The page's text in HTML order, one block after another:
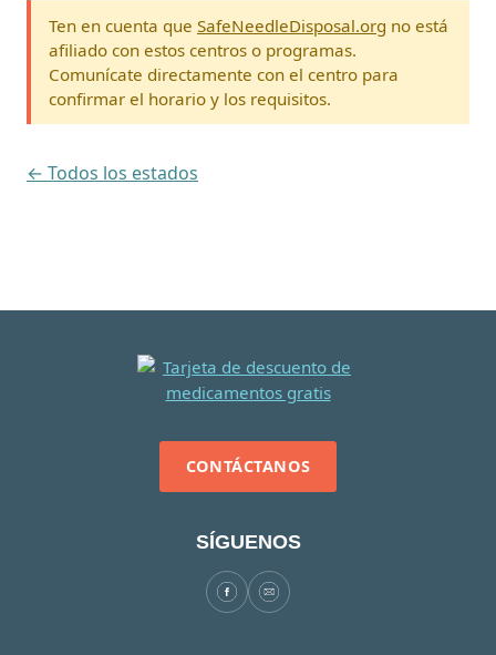
Ten en cuenta que SafeNeedleDisposal.org no está
afiliado con estos centros o programas.
Comunícate directamente con el centro para
confirmar el horario y los requisitos.
← Todos los estados
CONTÁCTANOS
SÍGUENOS